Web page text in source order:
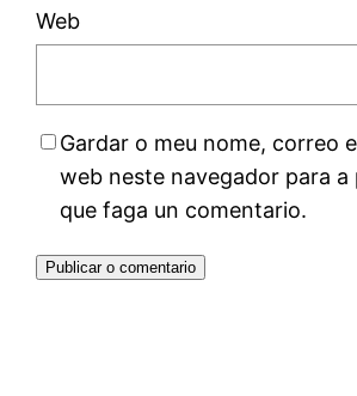
Web
Gardar o meu nome, correo
web neste navegador para a
que faga un comentario.